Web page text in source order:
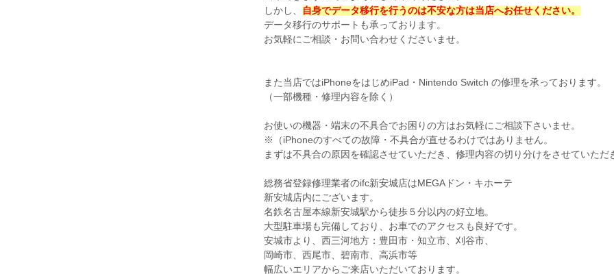
しかし、
自身でデータ移行を行うのは不安な方は当店へお任せください。
データ移行のサポートも承っております。
お気軽にご相談・お問い合わせくださいませ。
また当店ではiPhoneをはじめiPad・Nintendo Switch の修理を承っております。
（一部機種・修理内容を除く）
お使いの機器・端末の不具合でお困りの方はお気軽にご相談下さいませ。
※（iPhoneのすべての故障・不具合が直せるわけではありません。
まずは不具合の原因を確認させていただき、修理内容の切り分けをさせていただ
総務省登録修理業者のifc新安城店はMEGAドン・キホーテ
新安城店内にございます。
名鉄名古屋本線新安城駅から徒歩５分以内の好立地。
大型駐車場も完備しており、お車でのアクセスも良好です。
安城市より、西三河地方：豊田市・知立市、刈谷市、
岡崎市、西尾市、碧南市、高浜市等
幅広いエリアからご来店いただいております。